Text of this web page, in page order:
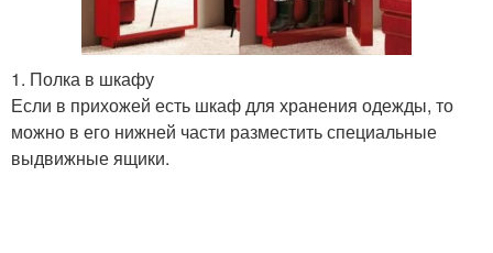
1. Полка в шкафу
Если в прихожей есть шкаф для хранения одежды, то
можно в его нижней части разместить специальные
выдвижные ящики.